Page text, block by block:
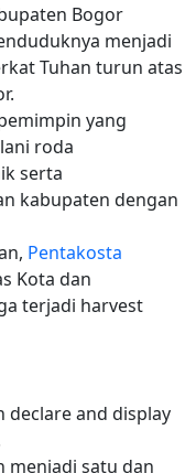
Bogor
menjadi
Tuhan turun atas
yang
roda
serta
kabupaten dengan
Pentakosta
Kota dan
terjadi harvest
declare and display
menjadi satu dan